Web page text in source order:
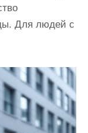
Для людей с